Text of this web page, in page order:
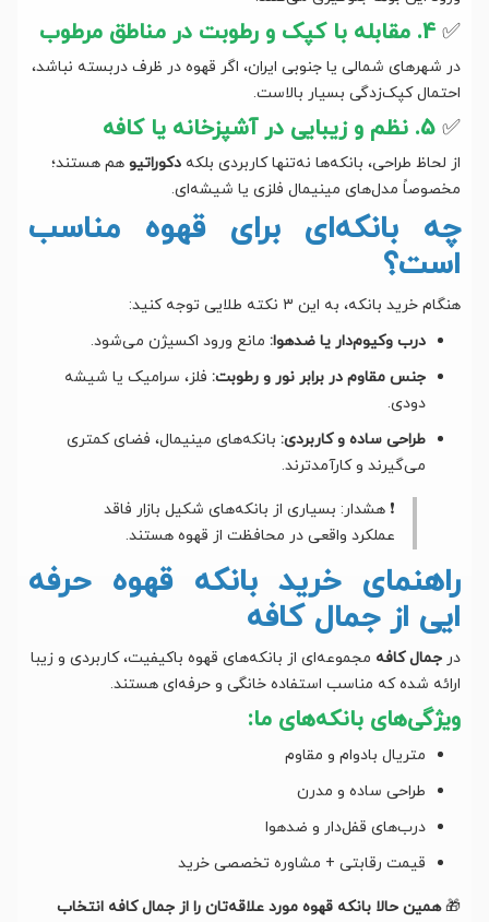
✅
در شهرهای شمالی یا جنوبی ایران، اگر قهوه در ظرف دربسته نباشد،
احتمال کپک‌زدگی بسیار بالاست.
✅
از لحاظ طراحی، بانکه‌ها نه‌تنها کاربردی بلکه دکوراتیو هم هستند؛
مخصوصاً مدل‌های مینیمال فلزی یا شیشه‌ای.
چه بانکه‌ای برای قهوه مناسب
است؟
هنگام خرید بانکه، به این ۳ نکته طلایی توجه کنید:
درب وکیوم‌دار یا ضدهوا: مانع ورود اکسیژن می‌شود.
جنس مقاوم در برابر نور و رطوبت: فلز، سرامیک یا شیشه
دودی.
طراحی ساده و کاربردی: بانکه‌های مینیمال، فضای کمتری
می‌گیرند و کارآمدترند.
❗ هشدار: بسیاری از بانکه‌های شکیل بازار فاقد
عملکرد واقعی در محافظت از قهوه هستند.
راهنمای خرید بانکه قهوه حرفه
ایی از جمال کافه
در جمال کافه مجموعه‌ای از بانکه‌های قهوه باکیفیت، کاربردی و زیبا
ارائه شده که مناسب استفاده خانگی و حرفه‌ای هستند.
ویژگی‌های بانکه‌های ما:
متریال بادوام و مقاوم
طراحی ساده و مدرن
درب‌های قفل‌دار و ضدهوا
قیمت رقابتی + مشاوره تخصصی خرید
🎁همین حالا بانکه قهوه مورد علاقه‌تان را از جمال کافه انتخاب